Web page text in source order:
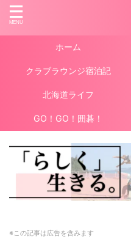
ホーム
クラブラウンジ宿泊記
北海道ライフ
GO！GO！囲碁！
※この記事は広告を含みます